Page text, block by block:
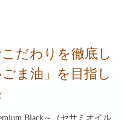
だわりを徹底し
ま油」を目指し
Black～（セサミオイル